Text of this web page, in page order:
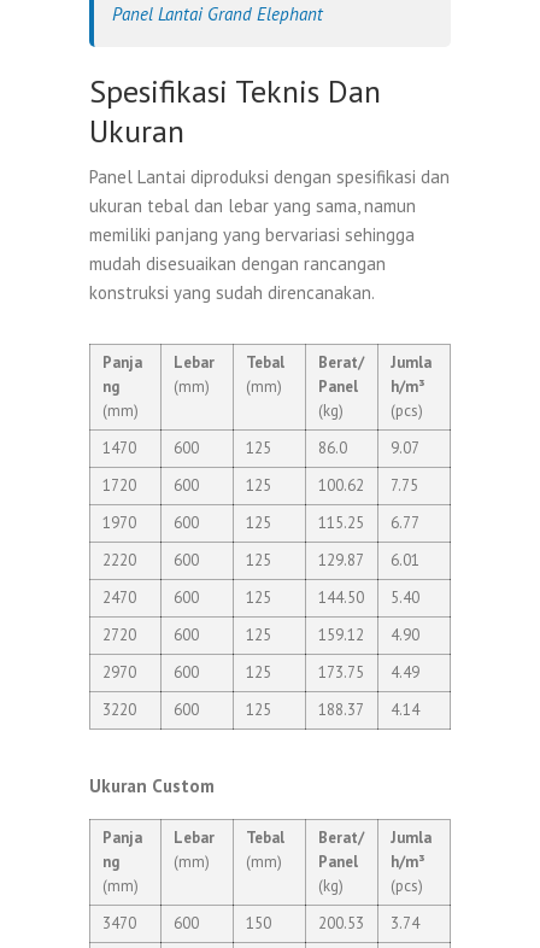
Panel Lantai Grand Elephant
Spesifikasi Teknis Dan
Ukuran
Panel Lantai diproduksi dengan spesifikasi dan
ukuran tebal dan lebar yang sama, namun
memiliki panjang yang bervariasi sehingga
mudah disesuaikan dengan rancangan
konstruksi yang sudah direncanakan.
Panja
ng
(mm)
Lebar
(mm)
Tebal
(mm)
Berat/
Panel
(kg)
Jumla
h/m³
(pcs)
1470
600 125 86.0
9.07
1720
600 125 100.62
7.75
1970
600 125 115.25
6.77
2220
600 125 129.87
6.01
2470
600 125 144.50
5.40
2720
600 125 159.12
4.90
2970
600 125 173.75
4.49
3220
600 125 188.37 4.14
Ukuran Custom
Panja
ng
(mm)
Lebar
(mm)
Tebal
(mm)
Berat/
Panel
(kg)
Jumla
h/m³
(pcs)
3470
600 150 200.53
3.74